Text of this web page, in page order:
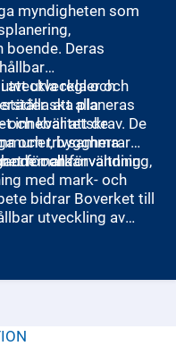
myndigheten som
Deras
regler och
ska planeras
innebär att de
och trivsamma
för alla.
att utveckla och
att alla
och kvalitetskrav. De
byggherrar
och förvaltning
om markanvändning,
med mark- och
bidrar Boverket till
utveckling av